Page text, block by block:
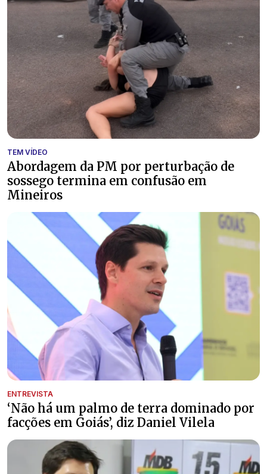
TEM VÍDEO
Abordagem da PM por perturbação de
sossego termina em confusão em
Mineiros
ENTREVISTA
‘Não há um palmo de terra dominado por
facções em Goiás’, diz Daniel Vilela